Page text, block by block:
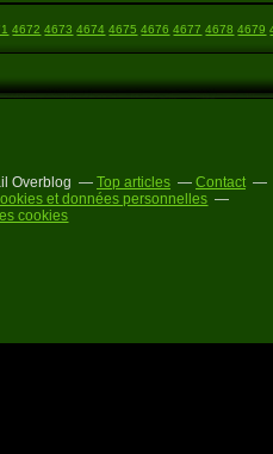
4672 4673 4674 4675 4676 4677 4678 4679
Overblog Top articles
Contact
et données personnelles
cookies